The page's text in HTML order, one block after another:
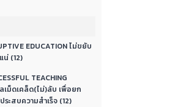
EDUCATION ไม่ขยับ
น่ (12)
TEACHING
ลเม็ดเคล็ด(ไม่)ลับ เพื่อยก
ะสบความสำเร็จ (12)